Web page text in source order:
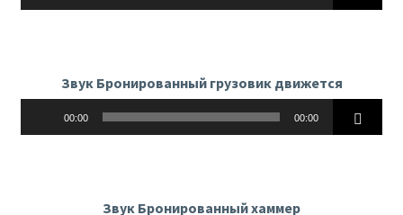
Звук Бронированный грузовик движется
00:00 00:00
Звук Бронированный хаммер